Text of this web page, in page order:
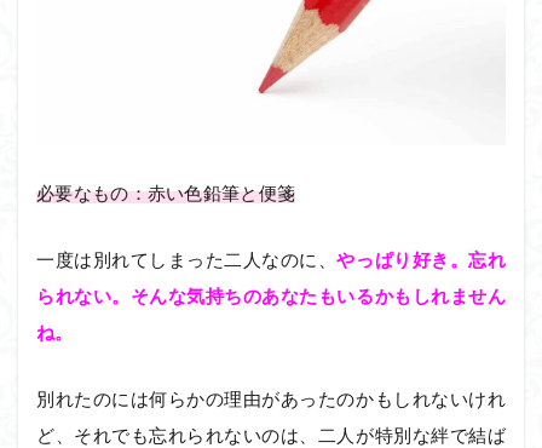
必要なもの：赤い色鉛筆と便箋
一度は別れてしまった二人なのに、やっぱり好き。忘れ
られない。 そんな気持ちのあなたもいるかもしれません
ね。
別れたのには何らかの理由があったのかもしれないけれ
ど、それでも忘れられないのは、二人が特別な絆で結ば